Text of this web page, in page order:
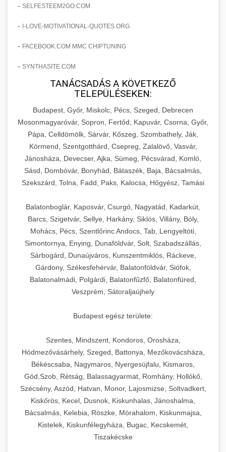
amelyek valós eredményeket hoznak.
szonyegtisztito.net
marketing stratégiai tervrajz
útjáról, bemutatva az utat a küzdő praxistól a
virágzó vállalkozásig 150%-os növekedéssel.
klinika átalakulási történet
Érdeklődés 150%-os Fokozása
Technikák és módszerek a páciensek
érdeklődésének és elkötelezettségének drámai
növeléséhez. Egy 150%-os fellendülési
esettanulmány gyakorlati betekintésekkel.
weboldal-keszites.co
elkötelezettség erősítési módszerek
🎮 19. AI Google Ads és Meta
Kampány Kezelés
Fejlett AI-alapú Google Ads és Meta hirdetési
kampánykezelés. Optimalizálja hirdetési
költségvetését gépi tanulással és
automatizálással.
aikampany.hu AI hirdetési automatizálás
🍞 20. Ipari Dagasztógép +
Professzionális ipari dagasztógépek és
tésztakeverő gépek pékségek és kereskedelmi
konyhák számára. Masszív konstrukció
megbízható teljesítményhez.
chef-iparikonyhagepek.hu
kereskedelmi tésztakeverő
🔪 21. Ipari Szeletelőgép +
Ipari hús- és sajtszeletelő gépek professzionális
élelmiszer-előkészítéshez. Precíziós vágás
állítható vastagság beállítással.
chef-iparikonyhagepek.hu
professzionális élelmiszer szeletelő
📦 22. Vákuumozó Gép +
Kereskedelmi vákuumcsomagoló berendezések
élelmiszerek tartósításához. Hosszabbítsa a
szavatossági időt és tartsa meg a termék
frissességét.
🎁 23. Vákuumfóliázó Gép +
Ipari vákuumfóliázó gépek professzionális
Hatékony lezárási és tartósítási megoldások.
chef-iparikonyhagepek.hu
kereskedelmi csomagoló gép
professzionális konyhák számára. Nagy
kapacitású sütő- és főzőberendezés precíz
hőmérséklet-szabályozással.
chef-iparikonyhagepek.hu
kereskedelmi sütősütő
❄️ 25. Ipari Hűtőszekrény +
Professzionális hűtőegységek és hűtőkamrák
kereskedelmi konyhák számára.
Energiahatékony hűtési megoldások nagy
kapacitással.
chef-iparikonyhagepek.hu
💧 26. Ipari Mosogatógép +
Kereskedelmi mosogatóberendezések nagy
forgalmú éttermi műveletekhez. Gyors tisztítási
ciklusok fertőtlenítési képességekkel.
🧀 27. Ipari Sajtreszelő Gép +
- SELFESTEEM2GO.COM
- I-LOVE-MOTIVATIONAL-QUOTES.ORG
- FACEBOOK.COM MMC CHIPTUNING
- SYNTHASITE.COM
TANÁCSADÁS A KÖVETKEZŐ
TELEPÜLÉSEKEN:
Budapest, Győr, Miskolc, Pécs, Szeged, Debrecen
Mosonmagyaróvár, Sopron, Fertőd, Kapuvár, Csorna, Győr,
Pápa, Celldömölk, Sárvár, Kőszeg, Szombathely, Ják,
Körmend, Szentgotthárd, Csepreg, Zalalövő, Vasvár,
Jánosháza, Devecser, Ajka, Sümeg, Pécsvárad, Komló,
Sásd, Dombóvár, Bonyhád, Bátaszék, Baja, Bácsalmás,
Szekszárd, Tolna, Fadd, Paks, Kalocsa, Hőgyész, Tamási
Balatonboglár, Kaposvár, Csurgó, Nagyatád, Kadarkút,
Barcs, Szigetvár, Sellye, Harkány, Siklós, Villány, Bóly,
Mohács, Pécs, Szentlőrinc Andocs, Tab, Lengyeltóti,
Simontornya, Enying, Dunaföldvár, Solt, Szabadszállás,
Sárbogárd, Dunaújváros, Kunszentmiklós, Ráckeve,
Gárdony, Székesfehérvár, Balatonföldvár, Siófok,
Balatonalmádi, Polgárdi, Balatonfűzfő, Balatonfüred,
Veszprém, Sátoraljaújhely
Budapest egész területe:
Szentes, Mindszent, Kondoros, Orosháza,
Hódmezővásárhely, Szeged, Battonya, Mezőkovácsháza,
Békéscsaba, Nagymaros, Nyergesújfalu, Kismaros,
Göd,Szob, Rétság, Balassagyarmat, Romhány, Hollókő,
Szécsény, Aszód, Hatvan, Monor, Lajosmizse, Soltvadkert,
Kiskőrös, Kecel, Dusnok, Kiskunhalas, Jánoshalma,
Bácsalmás, Kelebia, Röszke, Mórahalom, Kiskunmajsa,
Kistelek, Kiskunfélegyháza, Bugac, Kecskemét,
Tiszakécske